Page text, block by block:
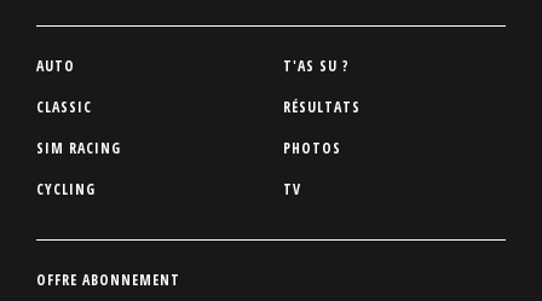
P
d
d
p
AUTO
CLASSIC
SIM RACING
CYCLING
T'AS SU ?
RÉSULTATS
PHOTOS
TV
P
OFFRE ABONNEMENT